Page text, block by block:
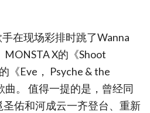
在现场彩排时跳了Wanna
X的《Shoot
《Eve， Psyche & the
曲。 值得一提的是，曾经同
圣佑和河成云一齐登台、重新